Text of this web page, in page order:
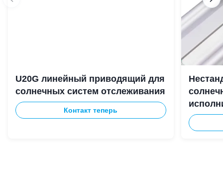
U20G линейный приводящий для
солнечных систем отслеживания
Контакт теперь
вышек